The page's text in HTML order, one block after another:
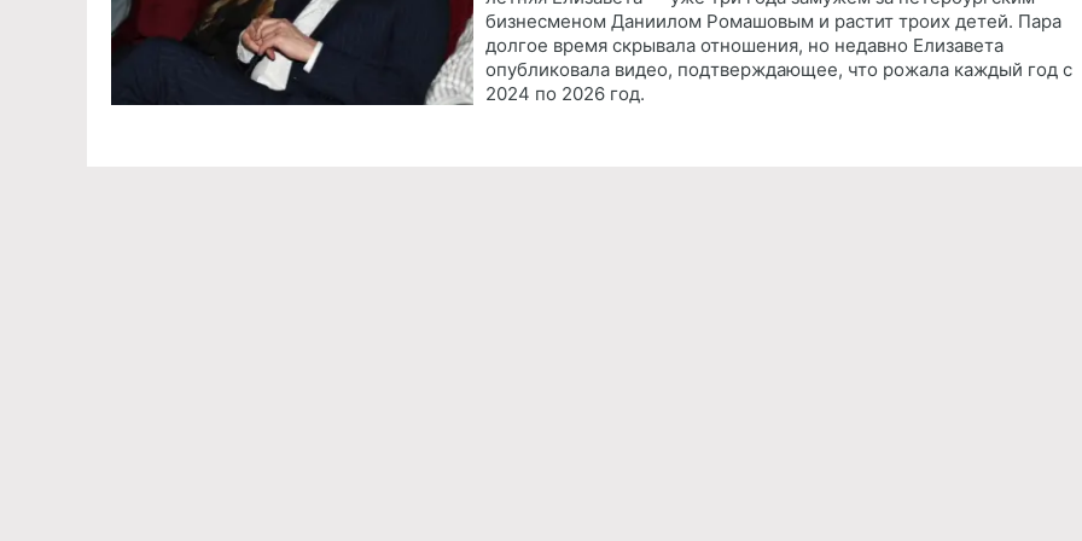
бизнесменом Даниилом Ромашовым и растит троих детей. Пара
долгое время скрывала отношения, но недавно Елизавета
опубликовала видео, подтверждающее, что рожала каждый год с
2024 по 2026 год.